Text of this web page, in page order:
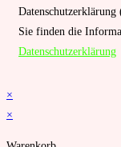
Sie finden die
Datenschutzerklärung
×
×